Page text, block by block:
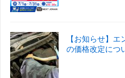
【お知らせ】
の価格改定につ